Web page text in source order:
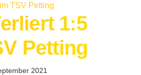
TSV Petting
1:5
Petting
2021